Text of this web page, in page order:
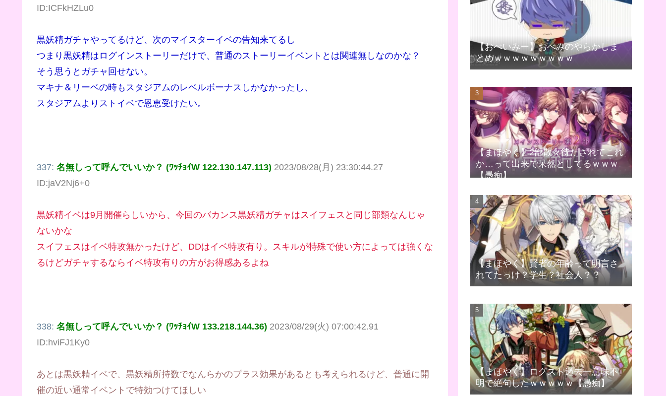
ID:ICFkHZLu0
黒妖精ガチャやってるけど、次のマイスターイベの告知来てるし
つまり黒妖精はログインストーリーだけで、普通のストーリーイベントとは関連無しなのかな？
そう思うとガチャ回せない。
マキナ＆リーベの時もスタジアムのレベルボーナスしかなかったし、
スタジアムよりストイベで恩恵受けたい。
337: 名無しって呼んでいいか？ (ﾜｯﾁｮｲW 122.130.147.113) 2023/08/28(月) 23:30:44.27
ID:jaV2Nj6+0
黒妖精イベは9月開催らしいから、今回のバカンス黒妖精ガチャはスイフェスと同じ部類なんじゃ
ないかな
スイフェスはイベ特攻無かったけど、DDはイベ特攻有り。スキルが特殊で使い方によっては強くな
るけどガチャするならイベ特攻有りの方がお得感あるよね
338: 名無しって呼んでいいか？ (ﾜｯﾁｮｲW 133.218.144.36) 2023/08/29(火) 07:00:42.91
ID:hviFJ1Ky0
あとは黒妖精イベで、黒妖精所持数でなんらかのプラス効果があるとも考えられるけど、普通に開
催の近い通常イベントで特効つけてほしい
【おべいみー】おべみのやらかしま
とめｗｗｗｗｗｗｗｗｗ
【まほやく】2部散々待たされてこれ
か…って出来で呆然としてるｗｗｗ
【愚痴】
【まほやく】賢者の年齢って明言さ
れてたっけ？学生？社会人？？
【まほやく】ログスト過去一意味不
明で絶句したｗｗｗｗｗ【愚痴】